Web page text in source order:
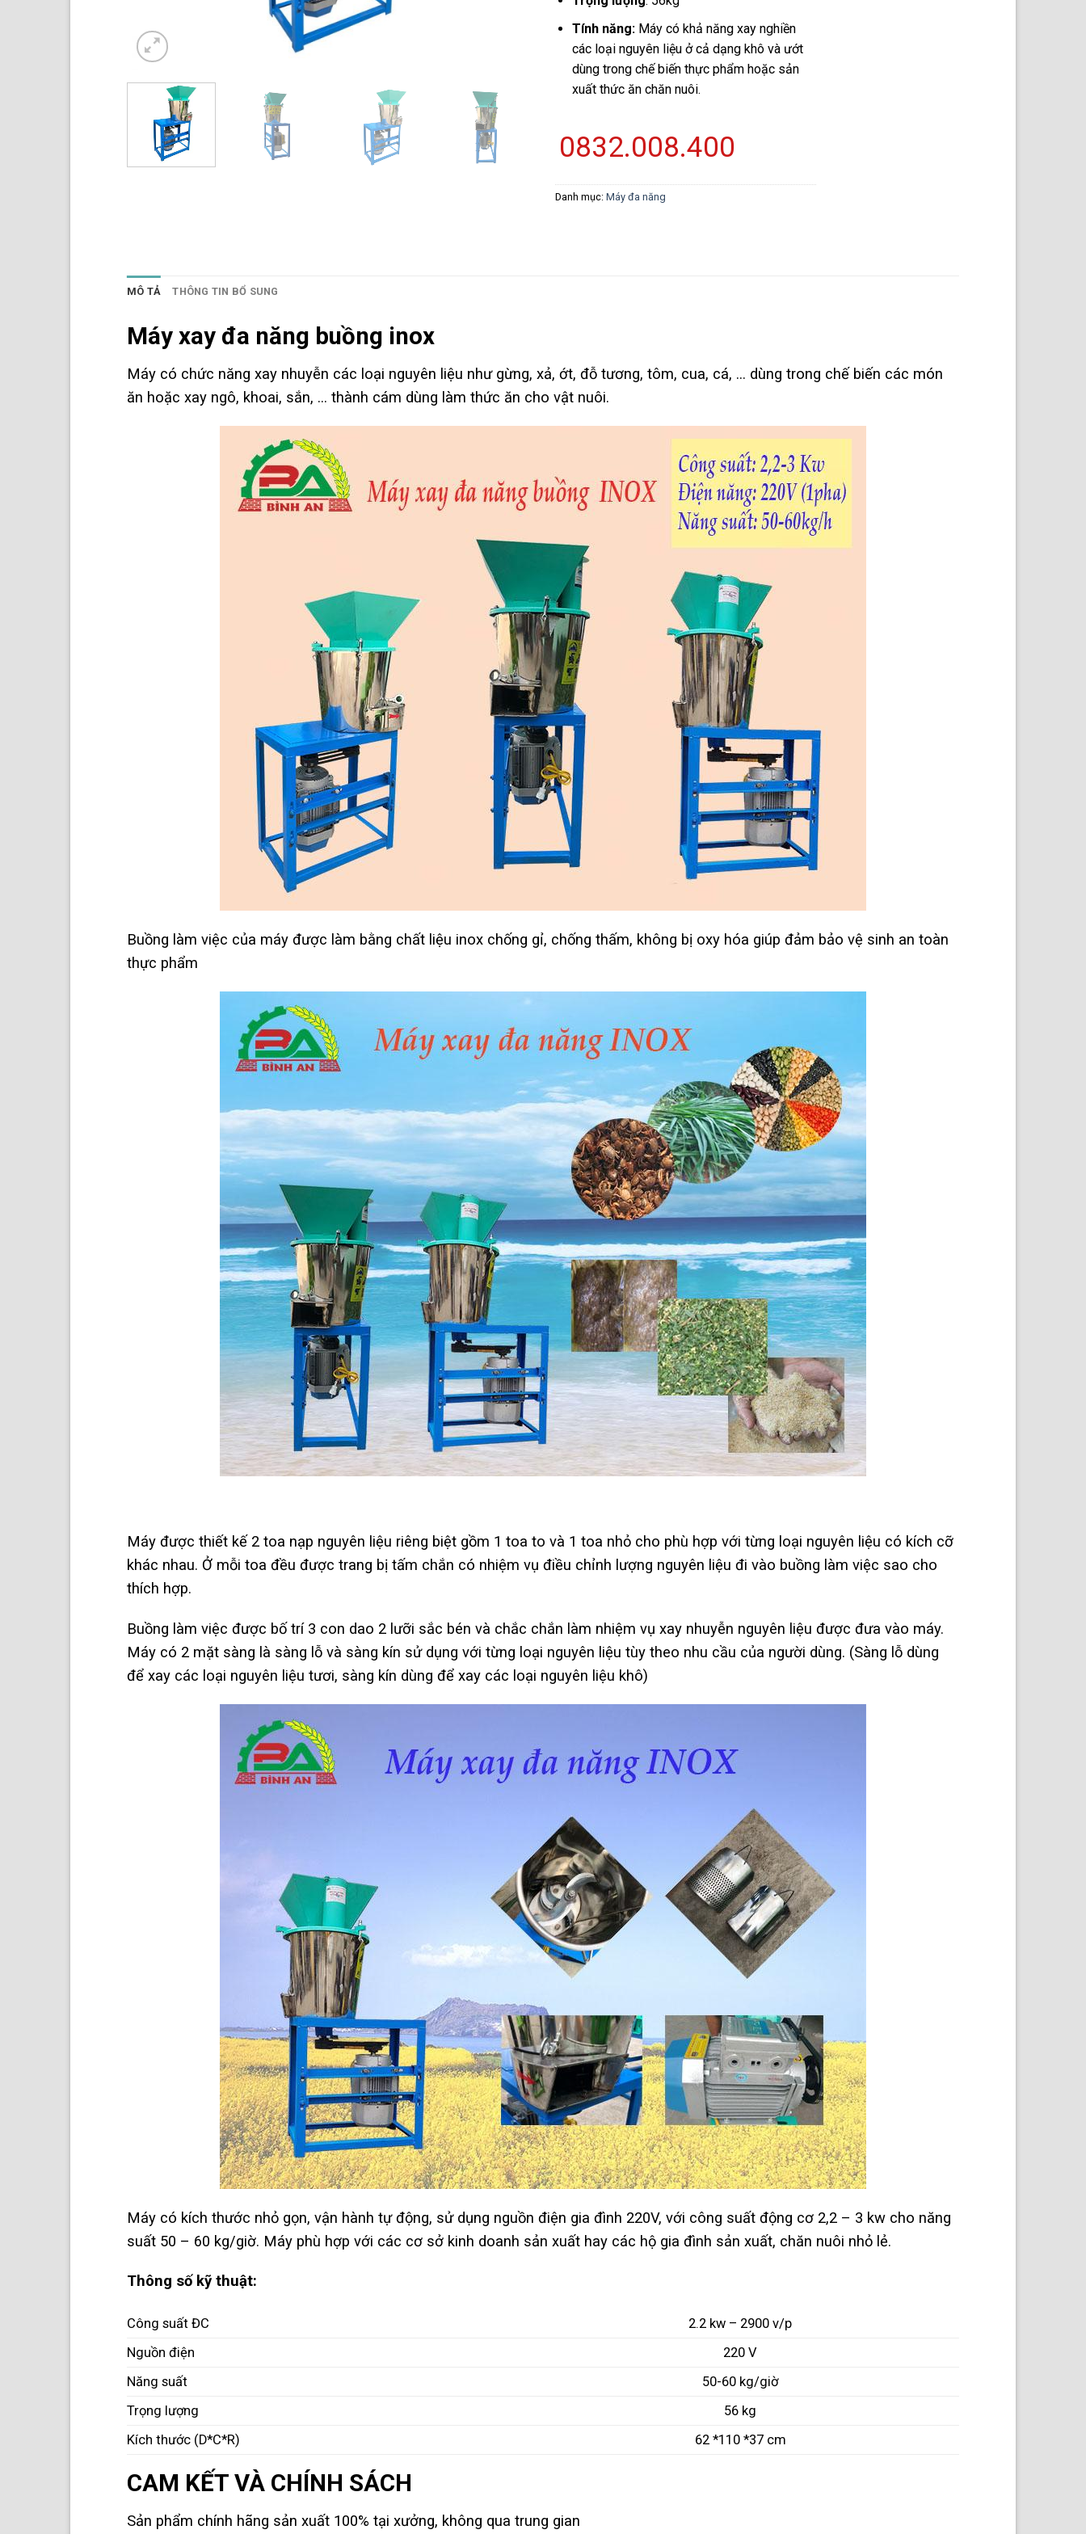
Tính năng:Máy có khả năng xay nghiền
các loại nguyên liệu ở cả dạng khô và ướt
dùng trong chế biến thực phẩm hoặc sản
xuất thức ăn chăn nuôi.
0832.008.400
Danh mục: Máy đa năng
MÔ TẢ THÔNG TIN BỔ SUNG
Máy xay đa năng buồng inox
Máy có chức năng xay nhuyễn các loại nguyên liệu như gừng, xả, ớt, đỗ tương, tôm, cua, cá, … dùng trong chế biến các món
ăn hoặc xay ngô, khoai, sắn, … thành cám dùng làm thức ăn cho vật nuôi.
Buồng làm việc của máy được làm bằng chất liệu inox chống gỉ, chống thấm, không bị oxy hóa giúp đảm bảo vệ sinh an toàn
thực phẩm
Máy được thiết kế 2 toa nạp nguyên liệu riêng biệt gồm 1 toa to và 1 toa nhỏ cho phù hợp với từng loại nguyên liệu có kích cỡ
khác nhau. Ở mỗi toa đều được trang bị tấm chắn có nhiệm vụ điều chỉnh lượng nguyên liệu đi vào buồng làm việc sao cho
thích hợp.
Buồng làm việc được bố trí 3 con dao 2 lưỡi sắc bén và chắc chắn làm nhiệm vụ xay nhuyễn nguyên liệu được đưa vào máy.
Máy có 2 mặt sàng là sàng lỗ và sàng kín sử dụng với từng loại nguyên liệu tùy theo nhu cầu của người dùng. (Sàng lỗ dùng
để xay các loại nguyên liệu tươi, sàng kín dùng để xay các loại nguyên liệu khô)
Máy có kích thước nhỏ gọn, vận hành tự động, sử dụng nguồn điện gia đình 220V, với công suất động cơ 2,2 – 3 kw cho năng
suất 50 – 60 kg/giờ. Máy phù hợp với các cơ sở kinh doanh sản xuất hay các hộ gia đình sản xuất, chăn nuôi nhỏ lẻ.
Thông số kỹ thuật:
Công suất ĐC
2.2 kw – 2900 v/p
Nguồn điện
220 V
Năng suất
50-60 kg/giờ
Trọng lượng
56 kg
Kích thước (D*C*R)
62 *110 *37 cm
CAM KẾT VÀ CHÍNH SÁCH
Sản phẩm chính hãng sản xuất 100% tại xưởng, không qua trung gian